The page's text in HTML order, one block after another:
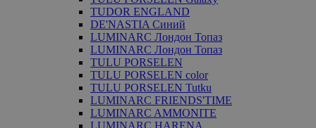
TUDOR ENGLAND
DE'NASTIA Синий
LUMINARC Лондон Топаз
LUMINARC Лондон Топаз
TULU PORSELEN
TULU PORSELEN color
TULU PORSELEN Tutku
LUMINARC FRIENDS'TIME
LUMINARC AMMONITE
LUMINARC HARENA